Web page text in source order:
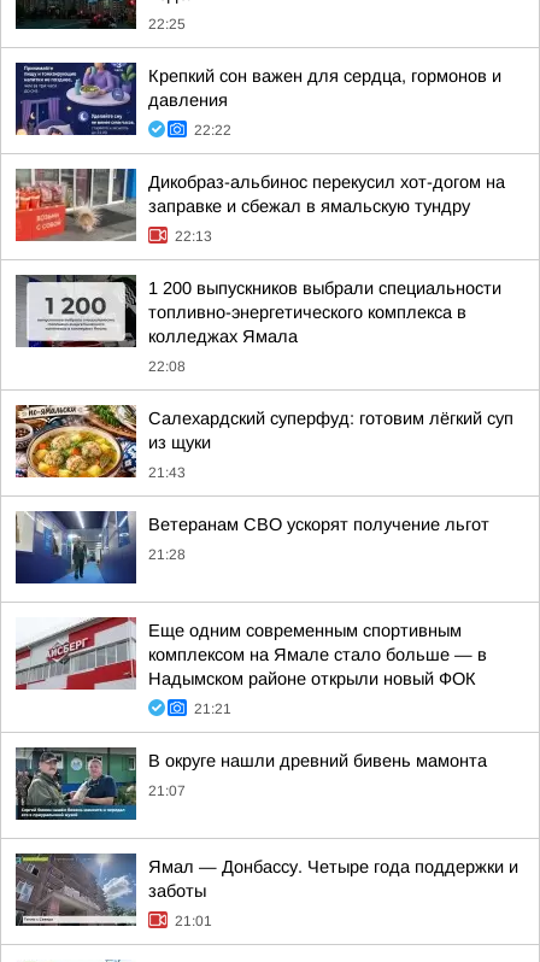
22:25
Крепкий сон важен для сердца, гормонов и
давления
22:22
Дикобраз-альбинос перекусил хот-догом на
заправке и сбежал в ямальскую тундру
22:13
1 200 выпускников выбрали специальности
топливно-энергетического комплекса в
колледжах Ямала
22:08
Салехардский суперфуд: готовим лёгкий суп
из щуки
21:43
Ветеранам СВО ускорят получение льгот
21:28
Еще одним современным спортивным
комплексом на Ямале стало больше — в
Надымском районе открыли новый ФОК
21:21
В округе нашли древний бивень мамонта
21:07
Ямал — Донбассу. Четыре года поддержки и
заботы
21:01